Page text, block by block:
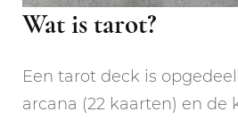
Wat is tarot?
Een tarot deck is
arcana (22 kaarten) en de